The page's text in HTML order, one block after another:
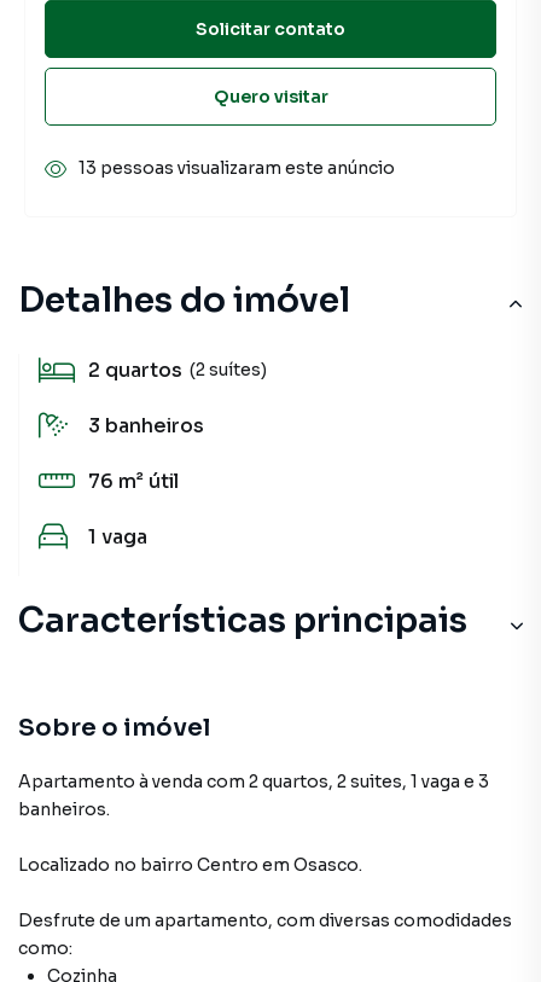
Detalhes do imóvel
2 quartos (2 suítes)
3 banheiros
76 m² útil
1 vaga
Características principais
Sobre o imóvel
Apartamento à venda com 2 quartos, 2 suites, 1 vaga e 3
banheiros.
Localizado no bairro Centro em Osasco.
Desfrute de um apartamento, com diversas comodidades
como:
Cozinha
Solicitar contato
Quero visitar
13 pessoas visualizaram este anúncio